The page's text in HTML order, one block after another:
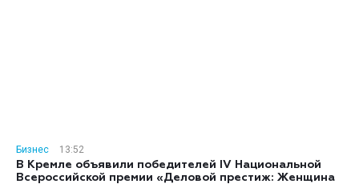
Бизнес
13:52
В Кремле объявили победителей IV Национальной
Всероссийской премии «Деловой престиж: Женщина